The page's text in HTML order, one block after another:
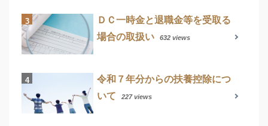
ＤＣ一時金と退職金等を受取る
場合の取扱い
632 views
令和７年分からの扶養控除につ
いて
227 views